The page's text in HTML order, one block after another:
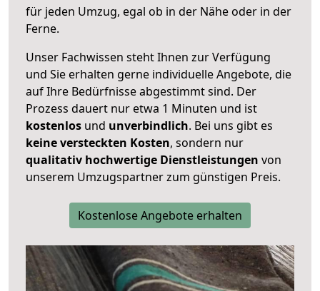
für jeden Umzug, egal ob in der Nähe oder in der
Ferne.
Unser Fachwissen steht Ihnen zur Verfügung
und Sie erhalten gerne individuelle Angebote, die
auf Ihre Bedürfnisse abgestimmt sind. Der
Prozess dauert nur etwa 1 Minuten und ist
kostenlos und unverbindlich. Bei uns gibt es
keine versteckten Kosten, sondern nur
qualitativ hochwertige Dienstleistungen von
unserem Umzugspartner zum günstigen Preis.
Kostenlose Angebote erhalten